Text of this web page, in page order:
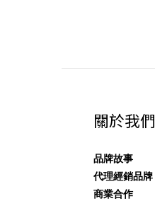
關於我們
品牌故事
代理經銷品牌
商業合作